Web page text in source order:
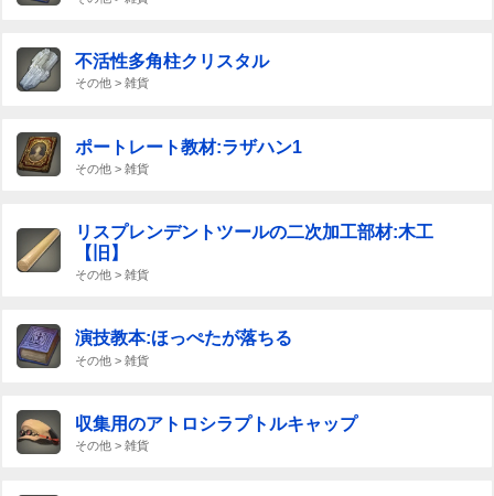
不活性多角柱クリスタル
その他 > 雑貨
ポートレート教材:ラザハン1
その他 > 雑貨
リスプレンデントツールの二次加工部材:木工
【旧】
その他 > 雑貨
演技教本:ほっぺたが落ちる
その他 > 雑貨
収集用のアトロシラプトルキャップ
その他 > 雑貨